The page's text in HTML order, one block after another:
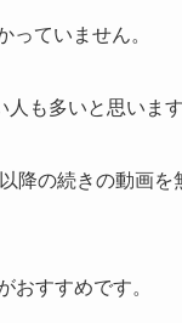
っていません。
も多いと思います
降の続きの動画
おすすめです。